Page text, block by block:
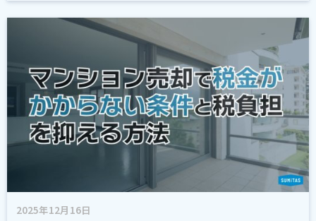
2025年12月16日